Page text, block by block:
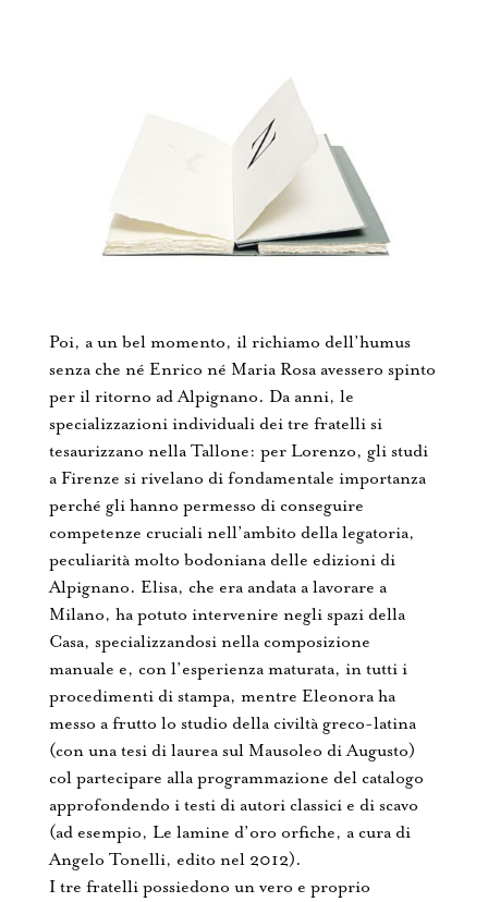
Poi, a un bel momento, il richiamo dell’humus
senza che né Enrico né Maria Rosa avessero spinto
per il ritorno ad Alpignano. Da anni, le
specializzazioni individuali dei tre fratelli si
tesaurizzano nella Tallone: per Lorenzo, gli studi
a Firenze si rivelano di fondamentale importanza
perché gli hanno permesso di conseguire
competenze cruciali nell’ambito della legatoria,
peculiarità molto bodoniana delle edizioni di
Alpignano. Elisa, che era andata a lavorare a
Milano, ha potuto intervenire negli spazi della
Casa, specializzandosi nella composizione
manuale e, con l’esperienza maturata, in tutti i
procedimenti di stampa, mentre Eleonora ha
messo a frutto lo studio della civiltà greco-latina
(con una tesi di laurea sul Mausoleo di Augusto)
col partecipare alla programmazione del catalogo
approfondendo i testi di autori classici e di scavo
(ad esempio, Le lamine d’oro orfiche, a cura di
Angelo Tonelli, edito nel 2012).
I tre fratelli possiedono un vero e proprio